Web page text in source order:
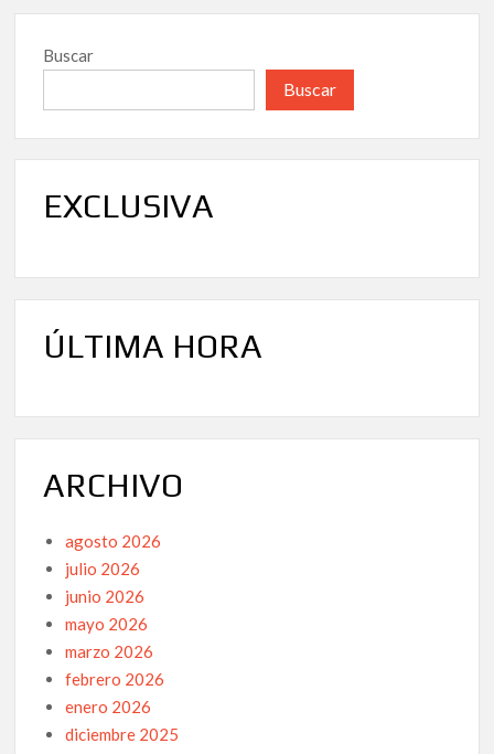
Buscar
Buscar
EXCLUSIVA
ÚLTIMA HORA
ARCHIVO
agosto 2026
julio 2026
junio 2026
mayo 2026
marzo 2026
febrero 2026
enero 2026
diciembre 2025